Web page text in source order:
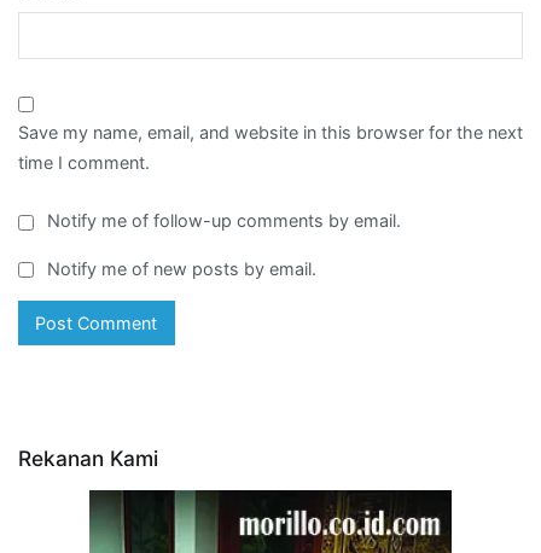
Save my name, email, and website in this browser for the next
time I comment.
Notify me of follow-up comments by email.
Notify me of new posts by email.
Rekanan Kami